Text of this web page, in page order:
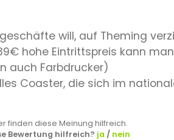
will, auf Theming
hohe Eintrittspreis kann
auch Farbdrucker)
Coaster, die sich im
finden diese Meinung hilfreich.
Bewertung hilfreich? ja / nein